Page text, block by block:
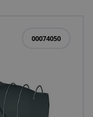
00074050